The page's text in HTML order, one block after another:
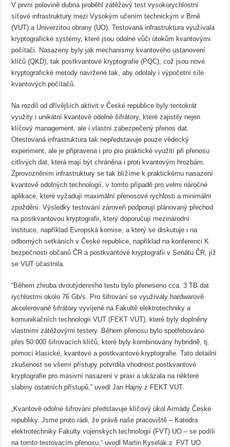
V první polovině dubna proběhl zátěžový test vysokorychlostní
síťové infrastruktury mezi Vysokým učením technickým v Brně
(VUT) a Univerzitou obrany (UO). Testovaná infrastruktura využívala
kryptografické systémy, které jsou odolné vůči útokům kvantovými
počítači. Nasazeny byly jak mechanismy kvantového ustanovení
klíčů (QKD), tak postkvantové kryptografie (PQC), což jsou nové
kryptografické metody navržené tak, aby odolaly i výpočetní síle
kvantových počítačů.
Na rozdíl od dřívějších aktivit v České republice byly tentokrát
využity i unikátní kvantově odolné šifrátory, které zajistily nejen
klíčový management, ale i vlastní zabezpečený přenos dat.
Otestovaná infrastruktura tak nepředstavuje pouze vědecký
experiment, ale je připravena i pro pro praktické využití při přenosu
citlivých dat, která mají být chráněna i proti kvantovým hrozbám.
Zprovozněním infrastruktury se tak blížíme k praktickému nasazení
kvantově odolných technologií, v tomto případě pro velmi náročné
aplikace, které vyžadují maximální přenosové rychlosti a minimální
zpoždění. Výsledky testování zároveň podporují plánovaný přechod
na postkvantovou kryptografii, který doporučují mezinárodní
instituce, například Evropská komise, a který se diskutuje i na
odborných setkáních v České republice, například na konferenci K
bezpečnosti občanů ČR a postkvantové kryptografii v Senátu ČR, jíž
se VUT účastnila.
“Během zhruba dvoutýdenního testu bylo přeneseno cca. 3 TB dat
rychlostmi okolo 76 Gb/s. Pro šifrování se využívaly hardwarově
akcelerované šifrátory vyvíjené na Fakultě elektrotechniky a
komunikačních technologií VUT (FEKT VUT), které byly doplněny
vlastními zátěžovými testery. Během přenosu bylo spotřebováno
přes 50 000 šifrovacích klíčů, které byly kombinovány hybridně, tj.
pomocí klasické, kvantové a postkvantové kryptografie. Tato detailní
zkušenost se všemi přístupy potvrdila vhodnost postkvantové
kryptografie pro masivní nasazení v praxi a ukázala na některé
slabiny ostatních přístupů,” uvedl Jan Hajný z FEKT VUT.
„Kvantově odolné šifrování představuje klíčový úkol Armády České
republiky. Jsme proto rádi, že právě naše pracoviště – Katedra
elektrotechniky Fakulty vojenských technologií (FVT) UO – se podílí
na tomto testovacím přenosu,“ uvedl Martin Kyselák z FVT UO.